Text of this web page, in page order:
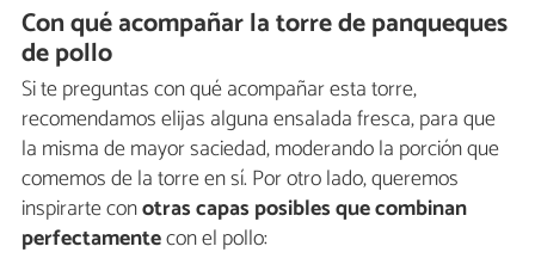
Con qué acompañar la torre de panqueques
de pollo
Si te preguntas con qué acompañar esta torre,
recomendamos elijas alguna ensalada fresca, para que
la misma de mayor saciedad, moderando la porción que
comemos de la torre en sí. Por otro lado, queremos
inspirarte conotras capas posibles que combinan
perfectamentecon el pollo: